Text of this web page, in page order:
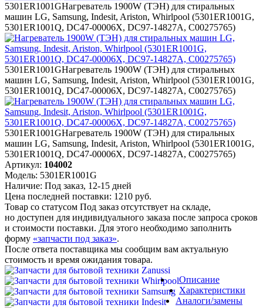
5301ER1001GНагреватель 1900W (ТЭН) для стиральных
машин LG, Samsung, Indesit, Ariston, Whirlpool (5301ER1001G,
5301ER1001Q, DC47-00006X, DC97-14827A, C00275765)
5301ER1001GНагреватель 1900W (ТЭН) для стиральных
машин LG, Samsung, Indesit, Ariston, Whirlpool (5301ER1001G,
5301ER1001Q, DC47-00006X, DC97-14827A, C00275765)
5301ER1001GНагреватель 1900W (ТЭН) для стиральных
машин LG, Samsung, Indesit, Ariston, Whirlpool (5301ER1001G,
5301ER1001Q, DC47-00006X, DC97-14827A, C00275765)
Артикул: 104002
Модель: 5301ER1001G
Наличие: Под заказ, 12-15 дней
Цена последней поставки: 1210 руб.
Товар со статусом Под заказ отсутствует на складе,
но доступен для индивидуального заказа после запроса сроков
и стоимости поставки. Для этого необходимо заполнить
форму «запчасти под заказ».
После ответа поставщика мы сообщим вам актуальную
стоимость и время ожидания товара.
Описание
Характеристики
Аналоги/замены